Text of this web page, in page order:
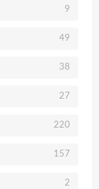
9
49
38
27
220
157
2